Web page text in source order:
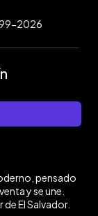
2026
pensado
y se une.
El Salvador.